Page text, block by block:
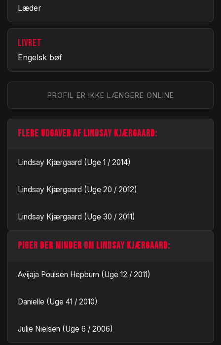
Læder
LIVRET
Engelsk bøf
PROFIL ER IKKE LÆNGERE ONLINE
FLERE UDGAVER AF LINDSAY KJÆRGAARD:
Lindsay Kjærgaard (Uge 1 / 2014)
Lindsay Kjærgaard (Uge 20 / 2012)
Lindsay Kjærgaard (Uge 30 / 2011)
PIGER DER MINDER OM LINDSAY KJÆRGAARD:
Avijaja Poulsen Hepburn (Uge 12 / 2011)
Danielle (Uge 41 / 2010)
Julie Nielsen (Uge 6 / 2006)